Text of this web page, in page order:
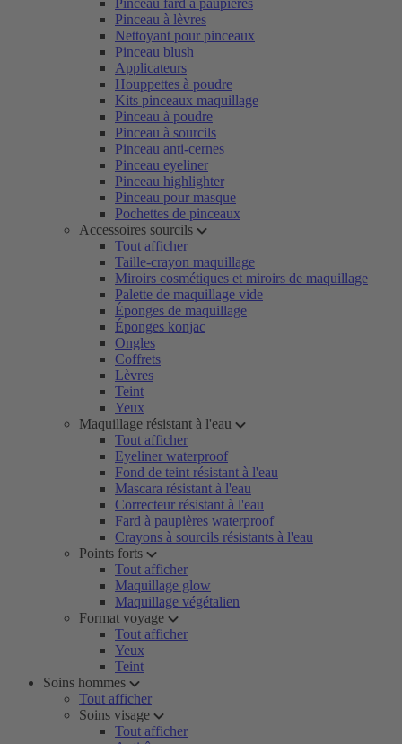
Pinceau fard à paupières
Pinceau à lèvres
Nettoyant pour pinceaux
Pinceau blush
Applicateurs
Houppettes à poudre
Kits pinceaux maquillage
Pinceau à poudre
Pinceau à sourcils
Pinceau anti-cernes
Pinceau eyeliner
Pinceau highlighter
Pinceau pour masque
Pochettes de pinceaux
Accessoires sourcils
Tout afficher
Taille-crayon maquillage
Miroirs cosmétiques et miroirs de maquillage
Palette de maquillage vide
Éponges de maquillage
Éponges konjac
Ongles
Coffrets
Lèvres
Teint
Yeux
Maquillage résistant à l'eau
Tout afficher
Eyeliner waterproof
Fond de teint résistant à l'eau
Mascara résistant à l'eau
Correcteur résistant à l'eau
Fard à paupières waterproof
Crayons à sourcils résistants à l'eau
Points forts
Tout afficher
Maquillage glow
Maquillage végétalien
Format voyage
Tout afficher
Yeux
Teint
Soins hommes
Tout afficher
Soins visage
Tout afficher